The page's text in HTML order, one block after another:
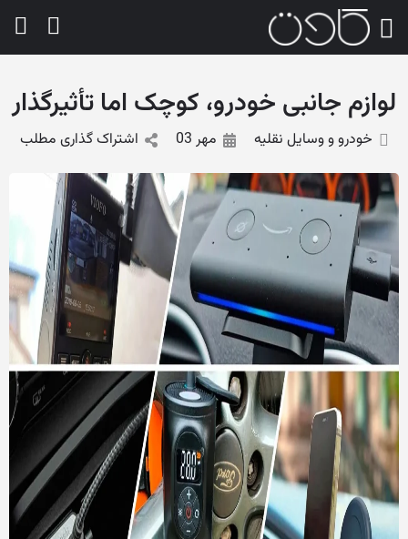
لوازم جانبی خودرو، کوچک اما تأثیرگذار
خودرو و وسایل نقلیه مهر 03 اشتراک گذاری مطلب